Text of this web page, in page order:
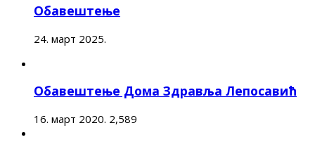
Обавештење
24. март 2025.
Обавештење Дома Здравља Лепосавић
16. март 2020. 2,589